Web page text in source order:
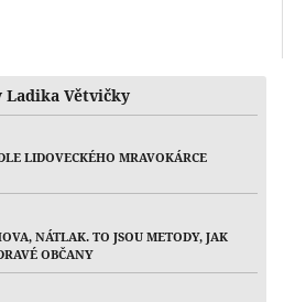
Ladika Větvičky
LIDOVECKÉHO MRAVOKÁRCE
NÁTLAK. TO JSOU METODY, JAK
OBČANY